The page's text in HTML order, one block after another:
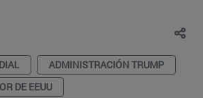
ADMINISTRACIÓN TRUMP
DE EEUU